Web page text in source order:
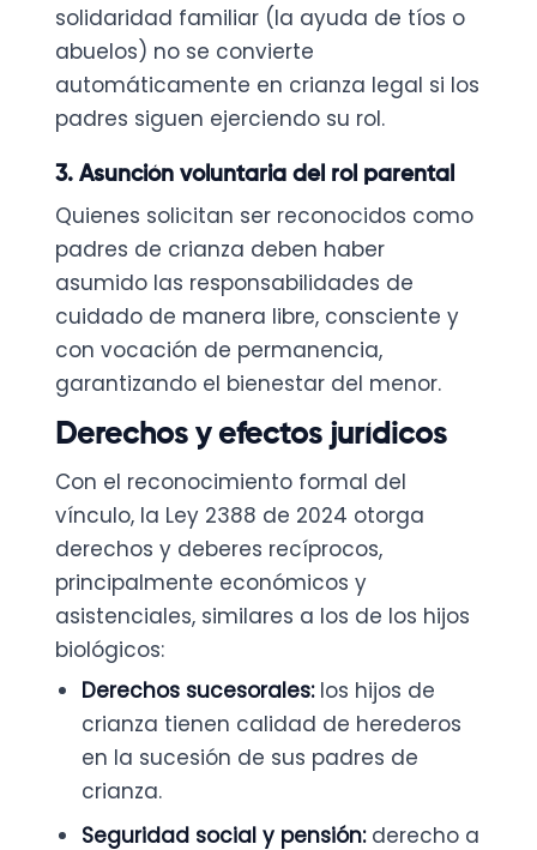
solidaridad familiar (la ayuda de tíos o
abuelos) no se convierte
automáticamente en crianza legal si los
padres siguen ejerciendo su rol.
3. Asunción voluntaria del rol parental
Quienes solicitan ser reconocidos como
padres de crianza deben haber
asumido las responsabilidades de
cuidado de manera libre, consciente y
con vocación de permanencia,
garantizando el bienestar del menor.
Derechos y efectos jurídicos
Con el reconocimiento formal del
vínculo, la Ley 2388 de 2024 otorga
derechos y deberes recíprocos,
principalmente económicos y
asistenciales, similares a los de los hijos
biológicos:
Derechos sucesorales:los hijos de
crianza tienen calidad de herederos
en la sucesión de sus padres de
crianza.
Seguridad social y pensión:derecho a